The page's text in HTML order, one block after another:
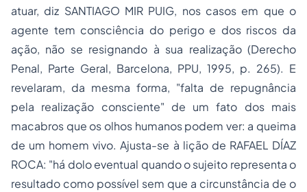
atuar, diz SANTIAGO MIR PUIG, nos casos em que o
agente tem consciência do perigo e dos riscos da
ação, não se resignando à sua realização (Derecho
Penal, Parte Geral, Barcelona, PPU, 1995, p. 265). E
revelaram, da mesma forma, "falta de repugnância
pela realização consciente" de um fato dos mais
macabros que os olhos humanos podem ver: a queima
de um homem vivo. Ajusta-se à lição de RAFAEL DÍAZ
ROCA: "há dolo eventual quando o sujeito representa o
resultado como possível sem que a circunstância de o